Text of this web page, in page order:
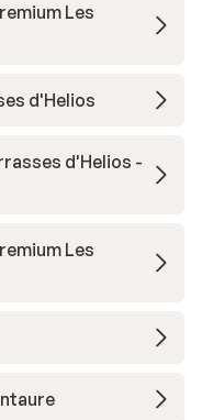
Les
d'Helios
d'Helios -
Les